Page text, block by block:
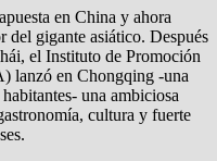
en China y ahora
del gigante asiático. Después
el Instituto de Promoción
lanzó en Chongqing -una
una ambiciosa
cultura y fuerte